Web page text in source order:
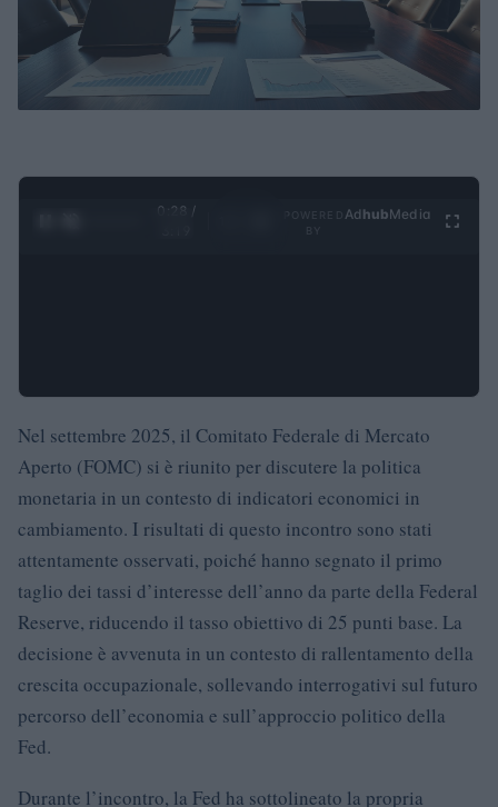
0:29 /
Ad hubMedia
Nel settembre 2025, il Comitato Federale di Mercato
Aperto (FOMC) si è riunito per discutere la politica
monetaria in un contesto di indicatori economici in
cambiamento. I risultati di questo incontro sono stati
attentamente osservati, poiché hanno segnato il primo
taglio dei tassi d’interesse dell’anno da parte della Federal
Reserve, riducendo il tasso obiettivo di 25 punti base. La
decisione è avvenuta in un contesto di rallentamento della
crescita occupazionale, sollevando interrogativi sul futuro
percorso dell’economia e sull’approccio politico della
Fed.
Durante l’incontro, la Fed ha sottolineato la propria